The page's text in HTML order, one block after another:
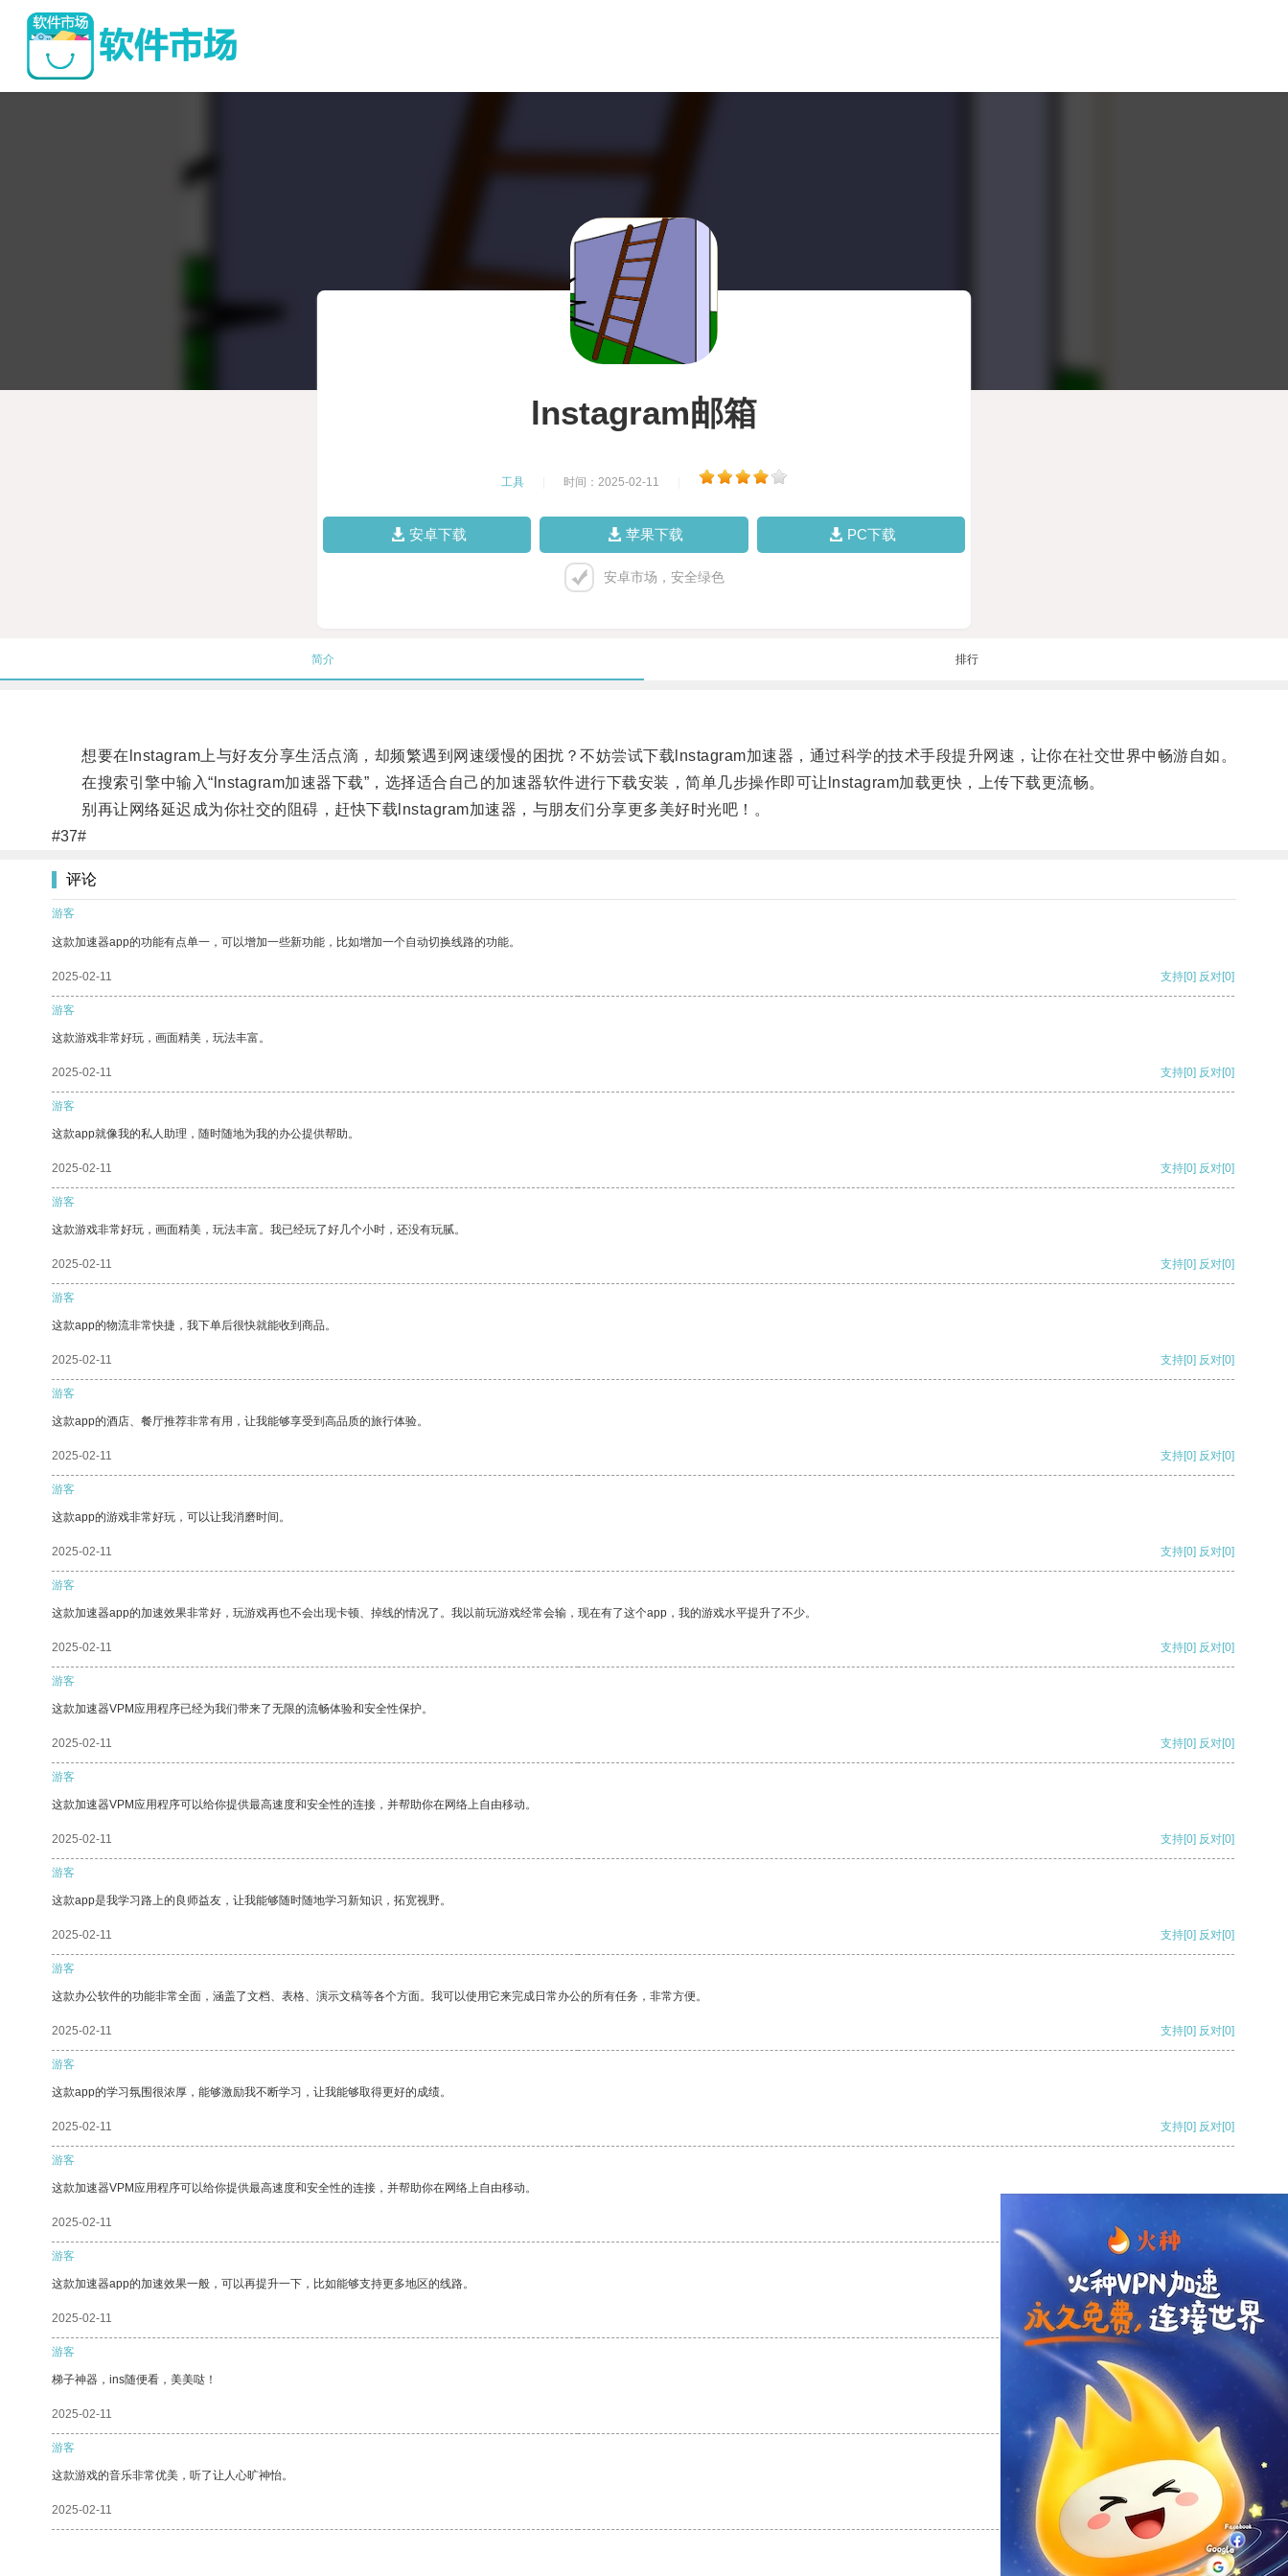
lnstagram邮箱
工具 时间：2025-02-11
安卓下载 苹果下载 PC下载
安卓市场，安全绿色
简介 排行
想要在lnstagram上与好友分享生活点滴，却频繁遇到网速缓慢的困扰？不妨尝试下载lnstagram加速器，通过科学的技术手段提升网速，让你在社交世界中畅游自如。
在搜索引擎中输入“lnstagram加速器下载”，选择适合自己的加速器软件进行下载安装，简单几步操作即可让lnstagram加载更快，上传下载更流畅。
别再让网络延迟成为你社交的阻碍，赶快下载lnstagram加速器，与朋友们分享更多美好时光吧！。
#37#
评论
游客
这款加速器app的功能有点单一，可以增加一些新功能，比如增加一个自动切换线路的功能。
2025-02-11 支持[0] 反对[0]
游客
这款游戏非常好玩，画面精美，玩法丰富。
2025-02-11 支持[0] 反对[0]
游客
这款app就像我的私人助理，随时随地为我的办公提供帮助。
2025-02-11 支持[0] 反对[0]
游客
这款游戏非常好玩，画面精美，玩法丰富。我已经玩了好几个小时，还没有玩腻。
2025-02-11 支持[0] 反对[0]
游客
这款app的物流非常快捷，我下单后很快就能收到商品。
2025-02-11 支持[0] 反对[0]
游客
这款app的酒店、餐厅推荐非常有用，让我能够享受到高品质的旅行体验。
2025-02-11 支持[0] 反对[0]
游客
这款app的游戏非常好玩，可以让我消磨时间。
2025-02-11 支持[0] 反对[0]
游客
这款加速器app的加速效果非常好，玩游戏再也不会出现卡顿、掉线的情况了。我以前玩游戏经常会输，现在有了这个app，我的游戏水平提升了不少。
2025-02-11 支持[0] 反对[0]
游客
这款加速器VPM应用程序已经为我们带来了无限的流畅体验和安全性保护。
2025-02-11 支持[0] 反对[0]
游客
这款加速器VPM应用程序可以给你提供最高速度和安全性的连接，并帮助你在网络上自由移动。
2025-02-11 支持[0] 反对[0]
游客
这款app是我学习路上的良师益友，让我能够随时随地学习新知识，拓宽视野。
2025-02-11 支持[0] 反对[0]
游客
这款办公软件的功能非常全面，涵盖了文档、表格、演示文稿等各个方面。我可以使用它来完成日常办公的所有任务，非常方便。
2025-02-11 支持[0] 反对[0]
游客
这款app的学习氛围很浓厚，能够激励我不断学习，让我能够取得更好的成绩。
2025-02-11 支持[0] 反对[0]
游客
这款加速器VPM应用程序可以给你提供最高速度和安全性的连接，并帮助你在网络上自由移动。
2025-02-11
游客
这款加速器app的加速效果一般，可以再提升一下，比如能够支持更多地区的线路。
2025-02-11 支持 [0] 反对[0]
游客
梯子神器，ins随便看，美美哒！
2025-02-11 支持[0] 反对
游客
这款游戏的音乐非常优美，听了让人心旷神怡。
2025-02-11 支持[0] 反对[0]